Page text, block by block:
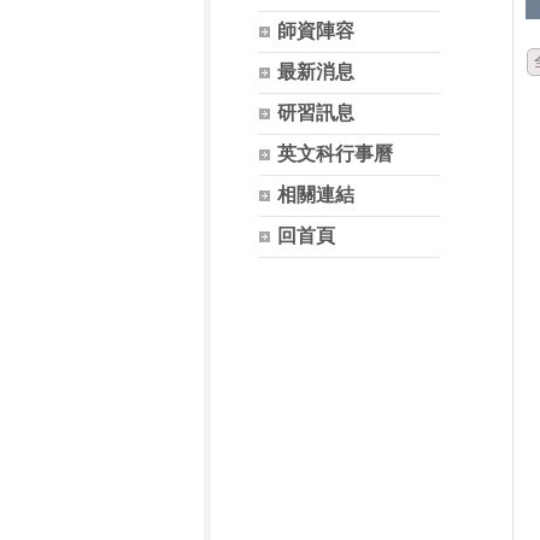
師資陣容
最新消息
研習訊息
英文科行事曆
相關連結
回首頁